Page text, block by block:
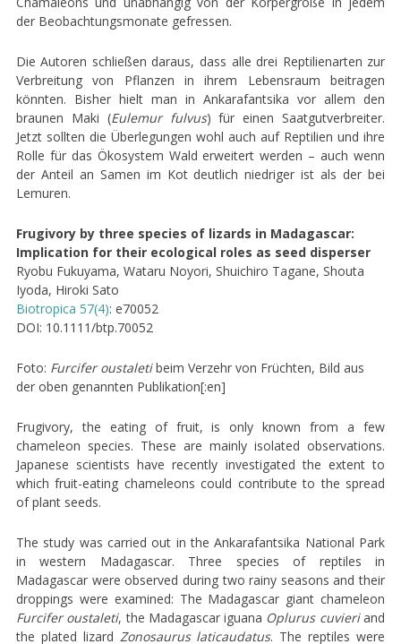
der Beobachtungsmonate gefressen.
Die Autoren schließen daraus, dass alle drei Reptilienarten zur
Verbreitung von Pflanzen in ihrem Lebensraum beitragen
könnten. Bisher hielt man in Ankarafantsika vor allem den
braunen Maki (Eulemur fulvus) für einen Saatgutverbreiter.
Jetzt sollten die Überlegungen wohl auch auf Reptilien und ihre
Rolle für das Ökosystem Wald erweitert werden – auch wenn
der Anteil an Samen im Kot deutlich niedriger ist als der bei
Lemuren.
Frugivory by three species of lizards in Madagascar:
Implication for their ecological roles as seed disperser
Ryobu Fukuyama, Wataru Noyori, Shuichiro Tagane, Shouta
Iyoda, Hiroki Sato
Biotropica 57(4): e70052
DOI: 10.1111/btp.70052
Foto: Furcifer oustaletibeim Verzehr von Früchten, Bild aus
der oben genannten Publikation[:en]
Frugivory, the eating of fruit, is only known from a few
chameleon species. These are mainly isolated observations.
Japanese scientists have recently investigated the extent to
which fruit-eating chameleons could contribute to the spread
of plant seeds.
The study was carried out in the Ankarafantsika National Park
in western Madagascar. Three species of reptiles in
Madagascar were observed during two rainy seasons and their
droppings were examined: The Madagascar giant chameleon
Furcifer oustaleti, the Madagascar iguana Oplurus cuvieriand
the plated lizard Zonosaurus laticaudatus. The reptiles were